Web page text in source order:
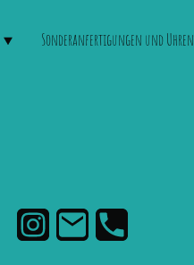
Sonderanfertigungen und Uhren